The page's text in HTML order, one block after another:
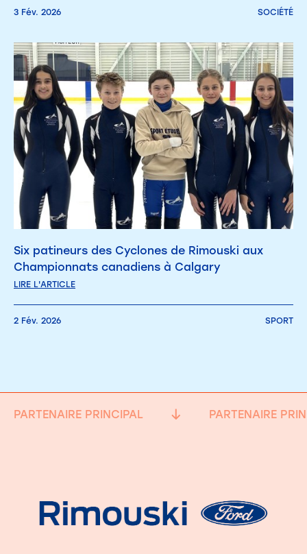
3 Fév. 2026 SOCIÉTÉ
Six patineurs des Cyclones de Rimouski aux
Championnats canadiens à Calgary
LIRE L'ARTICLE
2 Fév. 2026 SPORT
PARTENAIRE PRINCIPAL PARTENAIRE